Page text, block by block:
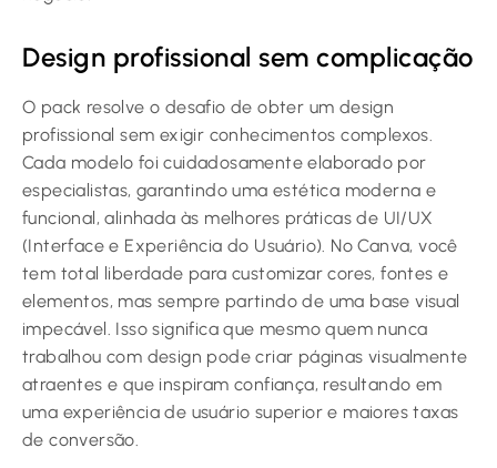
Design profissional sem complicação
O pack resolve o desafio de obter um design
profissional sem exigir conhecimentos complexos.
Cada modelo foi cuidadosamente elaborado por
especialistas, garantindo uma estética moderna e
funcional, alinhada às melhores práticas de UI/UX
(Interface e Experiência do Usuário). No Canva, você
tem total liberdade para customizar cores, fontes e
elementos, mas sempre partindo de uma base visual
impecável. Isso significa que mesmo quem nunca
trabalhou com design pode criar páginas visualmente
atraentes e que inspiram confiança, resultando em
uma experiência de usuário superior e maiores taxas
de conversão.